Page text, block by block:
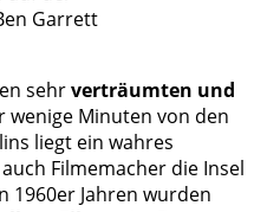
Garrett
sehrverträumten und
wenige Minuten von den
liegt ein wahres
Filmemacher die Insel
1960er Jahren wurden